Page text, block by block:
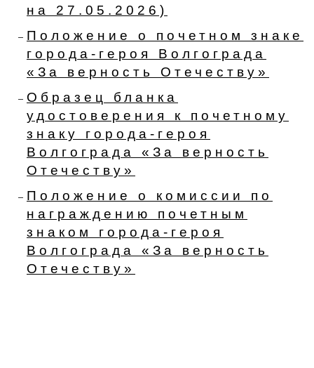
на 27.05.2026)
Положение о почетном знаке
города-героя Волгограда
«За верность Отечеству»
Образец бланка
удостоверения к почетному
знаку города-героя
Волгограда «За верность
Отечеству»
Положение о комиссии по
награждению почетным
знаком города-героя
Волгограда «За верность
Отечеству»